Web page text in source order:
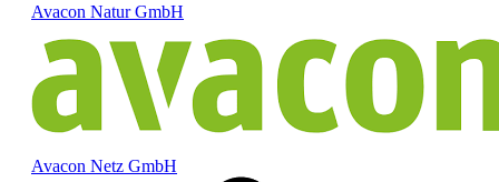
Avacon Natur GmbH
Avacon Netz GmbH